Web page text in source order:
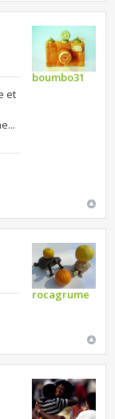
et
boumbo31
rocagrume